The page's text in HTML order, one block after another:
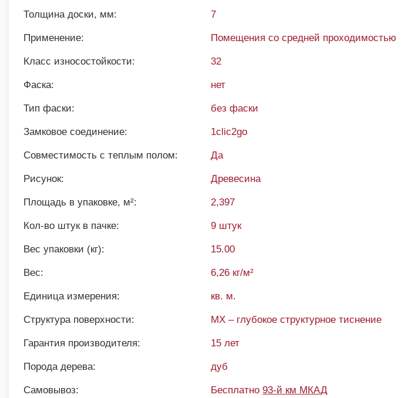
Толщина доски, мм: 7
Применение: Помещения со средней проходимостью
Класс износостойкости: 32
Фаска: нет
Тип фаски: без фаски
Замковое соединение: 1clic2go
Совместимость с теплым полом: Да
Рисунок: Древесина
Площадь в упаковке, м²: 2,397
Кол-во штук в пачке: 9 штук
Вес упаковки (кг): 15.00
Вес: 6,26 кг/м²
Единица измерения: кв. м.
Структура поверхности: MX – глубокое структурное тиснение
Гарантия производителя: 15 лет
Порода дерева: дуб
Самовывоз: Бесплатно93-й км МКАД